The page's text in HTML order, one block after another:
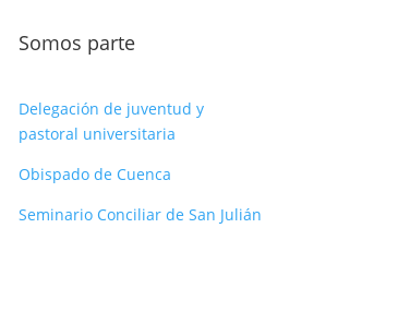
Somos parte
Delegación de juventud y
pastoral universitaria
Obispado de Cuenca
Seminario Conciliar de San Julián